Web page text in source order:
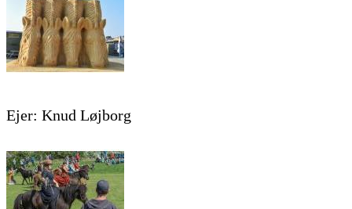
Ejer: Knud Løjborg